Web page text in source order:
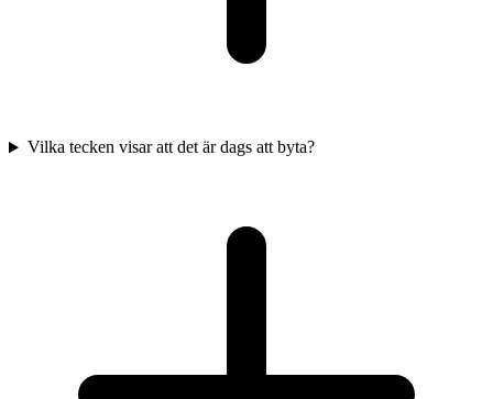
Vilka tecken visar att det är dags att byta?